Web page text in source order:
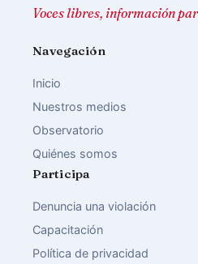
Voces libres, información
Navegación
Inicio
Nuestros medios
Observatorio
Quiénes somos
Participa
Denuncia una violación
Capacitación
Política de privacidad